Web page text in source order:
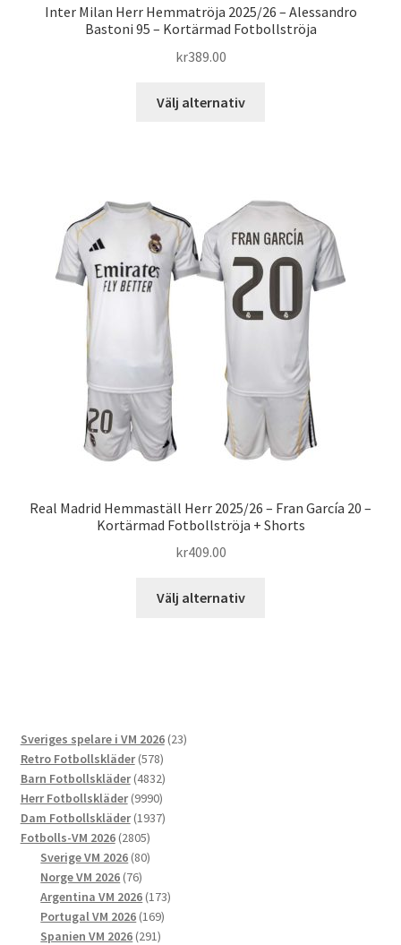
Inter Milan Herr Hemmatröja 2025/26 – Alessandro
Bastoni 95 – Kortärmad Fotbollströja
kr389.00
Välj alternativ
varianter.
De
olika
alternativen
kan
väljas
produktsidan
Real Madrid Hemmaställ Herr 2025/26 – Fran García 20 –
Kortärmad Fotbollströja + Shorts
kr409.00
Välj alternativ
Sveriges spelare i VM 2026 2323
Retro Fotbollskläder 578578
produkter
Barn Fotbollskläder 48324832
produkter
Herr Fotbollskläder 99909990
produkter
Dam Fotbollskläder 19371937
Fotbolls-VM 2026 28052805
produkter
Sverige VM 2026 8080
Norge VM 2026 7676
produkter
Argentina VM 2026 173173
Portugal VM 2026 169169
Spanien VM 2026 291291